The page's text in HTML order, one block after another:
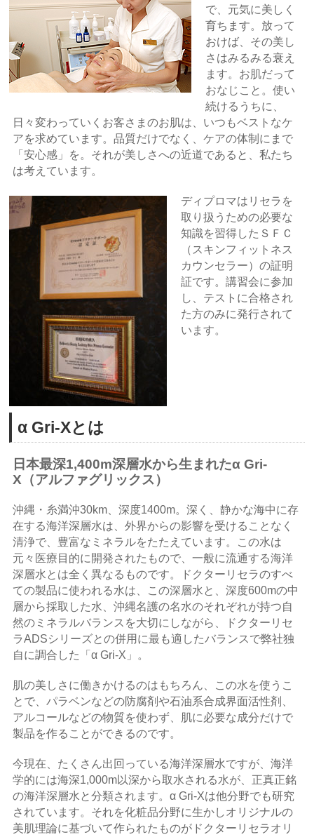
で、元気に美しく
育ちます。放って
おけば、その美し
さはみるみる衰え
ます。お肌だって
おなじこと。使い
続けるうちに、
日々変わっていくお客さまのお肌は、いつもベストなケ
アを求めています。品質だけでなく、ケアの体制にまで
「安心感」を。それが美しさへの近道であると、私たち
は考えています。
ディプロマはリセラを
取り扱うための必要な
知識を習得したＳＦＣ
（スキンフィットネス
カウンセラー）の証明
証です。講習会に参加
し、テストに合格され
た方のみに発行されて
います。
α Gri-Xとは
日本最深1,400m深層水から生まれたα Gri-
X（アルファグリックス）
沖縄・糸満沖30km、深度1400m。深く、静かな海中に存
在する海洋深層水は、外界からの影響を受けることなく
清浄で、豊富なミネラルをたたえています。この水は
元々医療目的に開発されたもので、一般に流通する海洋
深層水とは全く異なるものです。ドクターリセラのすべ
ての製品に使われる水は、この深層水と、深度600mの中
層から採取した水、沖縄名護の名水のそれぞれが持つ自
然のミネラルバランスを大切にしながら、ドクターリセ
ラADSシリーズとの併用に最も適したバランスで弊社独
自に調合した「α Gri-X」。
肌の美しさに働きかけるのはもちろん、この水を使うこ
とで、パラベンなどの防腐剤や石油系合成界面活性剤、
アルコールなどの物質を使わず、肌に必要な成分だけで
製品を作ることができるのです。
今現在、たくさん出回っている海洋深層水ですが、海洋
学的には海深1,000m以深から取水される水が、正真正銘
の海洋深層水と分類されます。α Gri-Xは他分野でも研究
されています。それを化粧品分野に生かしオリジナルの
美肌理論に基づいて作られたものがドクターリセラオリ